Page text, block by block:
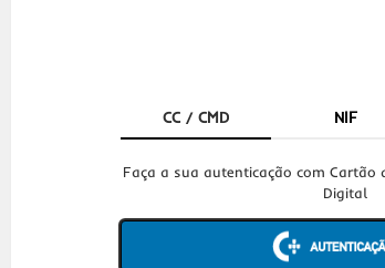
CC / CMD NIF
Faça a sua autenticação com Cartão
Digital